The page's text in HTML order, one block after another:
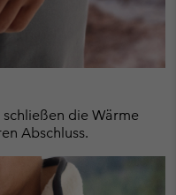
die Wärme
Abschluss.